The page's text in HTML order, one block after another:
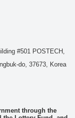
#501 POSTECH,
do, 37673, Korea
through the